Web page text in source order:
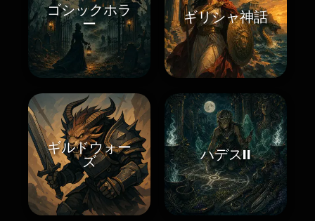
ゴシックホラ
ー
ギリシャ神話
ギルドウォー
ズ
ハデスII